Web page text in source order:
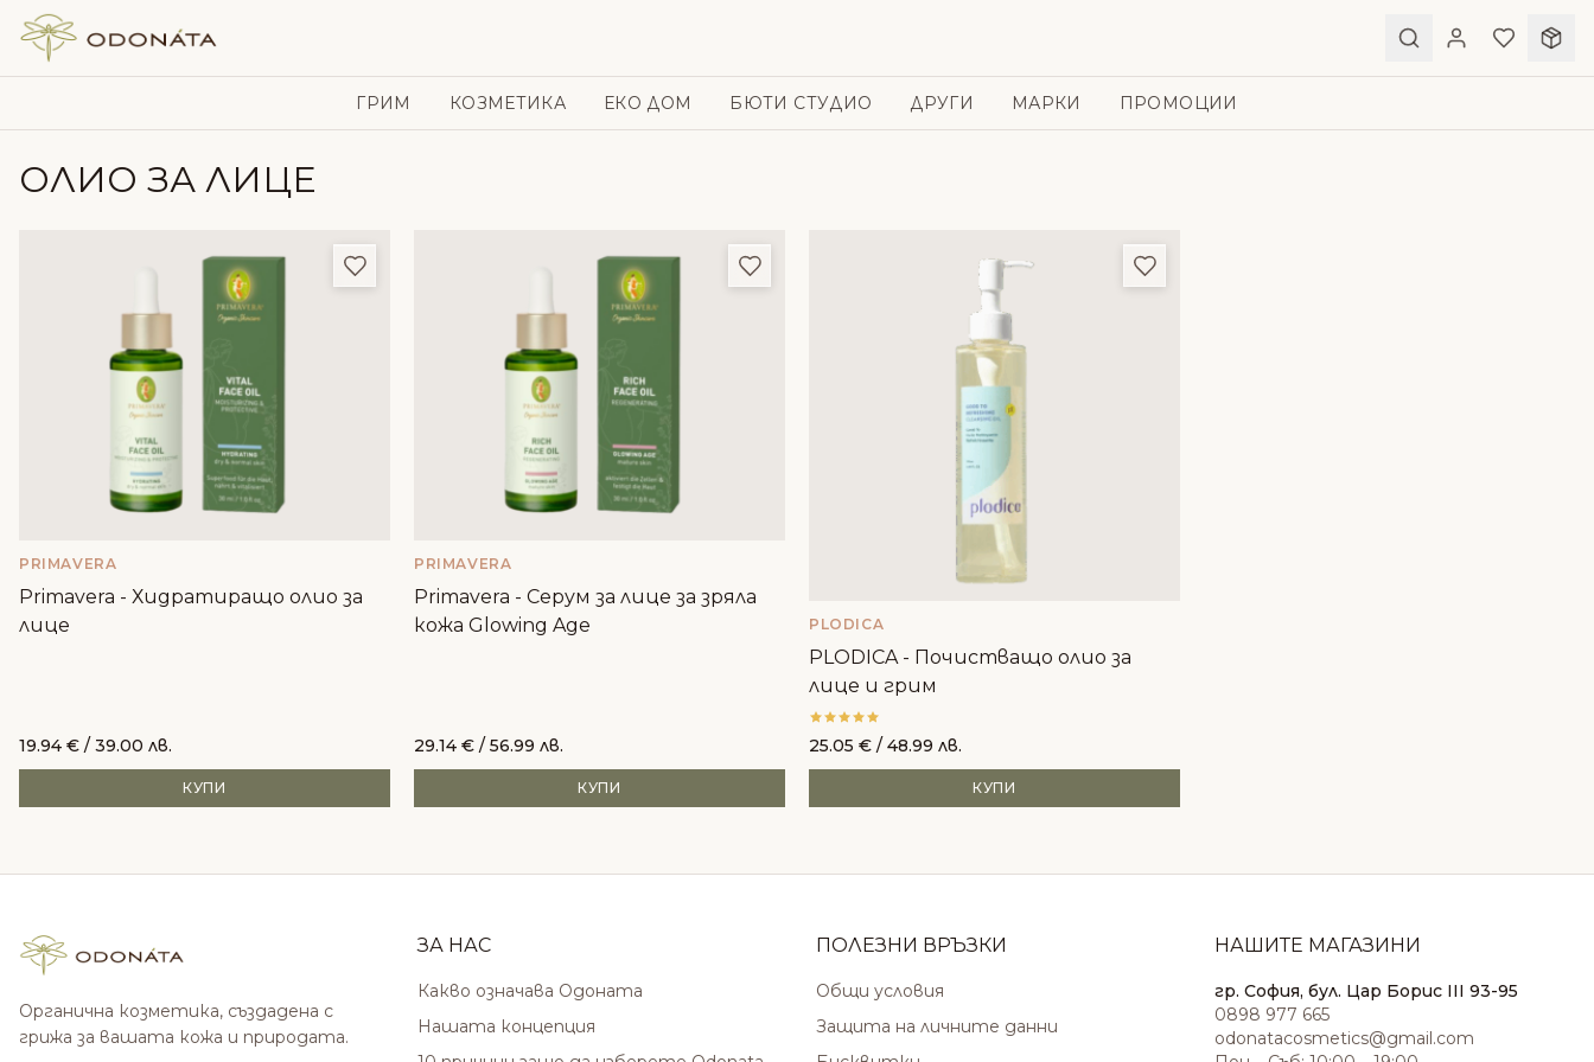
Skip to content
ГРИМ КОЗМЕТИКА ЕКО ДОМ БЮТИ СТУДИО ДРУГИ МАРКИ ПРОМОЦИИ
ОЛИО ЗА ЛИЦЕ
Добави в любими
PRIMAVERA
Primavera - Хидратиращо олио за
лице
19.94 € / 39.00 лв.
КУПИ
Добави в любими
PRIMAVERA
Primavera - Серум за лице за зряла
кожа Glowing Age
29.14 € / 56.99 лв.
КУПИ
Добави в любими
PLODICA
PLODICA - Почистващо олио за
лице и грим
25.05 € / 48.99 лв.
КУПИ
Органична козметика, създадена с
грижа за вашата кожа и природата.
ЗА НАС
Какво означава Одоната
Нашата концепция
ПОЛЕЗНИ ВРЪЗКИ
Общи условия
Защита на личните данни
НАШИТЕ МАГАЗИНИ
гр. София, бул. Цар Борис III 93-95
0898 977 665
odonatacosmetics@gmail.com